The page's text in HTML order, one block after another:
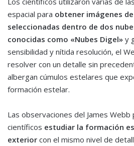
espacial para obtener imágenes
seleccionadas dentro de dos
conocidas como «Nubes Digel» y
sensibilidad y nítida resolución, el
resolver con un detalle sin
albergan cúmulos estelares que
formación estelar.
Las observaciones del James
científicos estudiar la formación
exterior con el mismo nivel de